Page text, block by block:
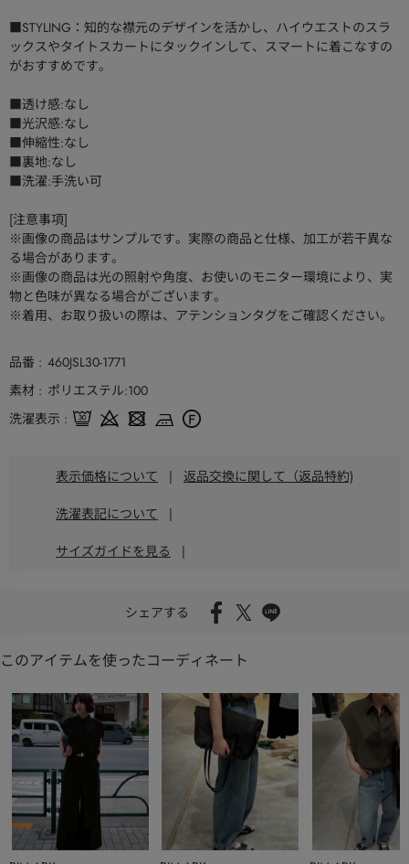
■STYLING：知的な襟元のデザインを活かし、ハイウエストのスラ
ックスやタイトスカートにタックインして、スマートに着こなすの
がおすすめです。
■透け感:なし
■光沢感:なし
■伸縮性:なし
■裏地:なし
■洗濯:手洗い可
[注意事項]
※画像の商品はサンプルです。実際の商品と仕様、加工が若干異な
る場合があります。
※画像の商品は光の照射や角度、お使いのモニター環境により、実
物と色味が異なる場合がございます。
※着用、お取り扱いの際は、アテンションタグをご確認ください。
品番
460JSL30-1771
素材
ポリエステル:100
洗濯表示
表示価格について | 返品交換に関して（返品特約)
洗濯表記について |
サイズガイドを見る |
シェアする
このアイテムを使ったコーディネート